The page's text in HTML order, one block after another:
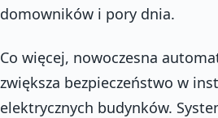
domowników i pory dnia.
Co więcej, nowoczesna
zwiększa bezpieczeństwo w
elektrycznych budynków.